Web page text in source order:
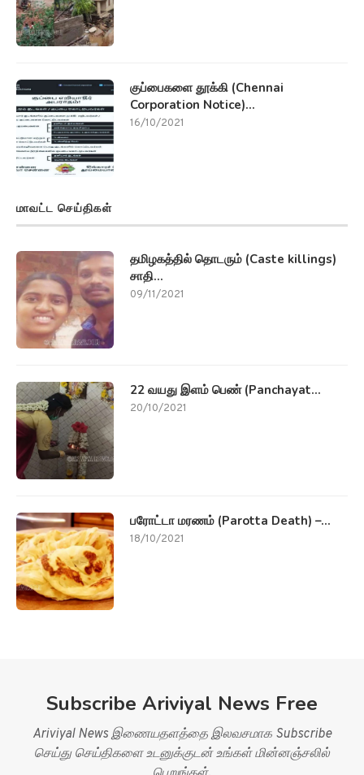
குப்பைகளை தூக்கி (Chennai
Corporation Notice)...
16/10/2021
மாவட்ட செய்திகள்
தமிழகத்தில் தொடரும் (Caste killings)
சாதி...
09/11/2021
22 வயது இளம் பெண் (Panchayat...
20/10/2021
பரோட்டா மரணம் (Parotta Death) –...
18/10/2021
Subscribe Ariviyal News Free
Ariviyal News இணையதளத்தை இலவசமாக Subscribe
செய்து செய்திகளை உடனுக்குடன் உங்கள் மின்னஞ்சலில்